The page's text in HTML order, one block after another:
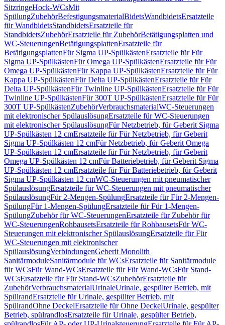
SitzringeHock-WCsMit
SpülungZubehörBefestigungsmaterialBidetsWandbidetsErsatzteile
für WandbidetsStandbidetsErsatzteile für
StandbidetsZubehörErsatzteile für ZubehörBetätigungsplatten und
WC-SteuerungenBetätigungsplattenErsatzteile für
BetätigungsplattenFür Sigma UP-SpülkästenErsatzteile für Für
Sigma UP-SpülkästenFür Omega UP-SpülkästenErsatzteile für Für
Omega UP-SpülkästenFür Kappa UP-SpülkästenErsatzteile für Für
Kappa UP-SpülkästenFür Delta UP-SpülkästenErsatzteile für Für
Delta UP-SpülkästenFür Twinline UP-SpülkästenErsatzteile für Für
Twinline UP-SpülkästenFür 300T UP-SpülkästenErsatzteile für Für
300T UP-SpülkästenZubehörVerbrauchsmaterialWC-Steuerungen
mit elektronischer SpülauslösungErsatzteile für WC-Steuerungen
mit elektronischer SpülauslösungFür Netzbetrieb, für Geberit Sigma
UP-Spülkästen 12 cmErsatzteile für Für Netzbetrieb, für Geberit
Sigma UP-Spülkästen 12 cmFür Netzbetrieb, für Geberit Omega
UP-Spülkästen 12 cmErsatzteile für Für Netzbetrieb, für Geberit
Omega UP-Spülkästen 12 cmFür Batteriebetrieb, für Geberit Sigma
UP-Spülkästen 12 cmErsatzteile für Für Batteriebetrieb, für Geberit
Sigma UP-Spülkästen 12 cmWC-Steuerungen mit pneumatischer
SpülauslösungErsatzteile für WC-Steuerungen mit pneumatischer
SpülauslösungFür 2-Mengen-SpülungErsatzteile für Für 2-Mengen-
SpülungFür 1-Mengen-SpülungErsatzteile für Für 1-Mengen-
SpülungZubehör für WC-SteuerungenErsatzteile für Zubehör für
WC-SteuerungenRohbausetsErsatzteile für RohbausetsFür WC-
Steuerungen mit elektronischer SpülauslösungErsatzteile für Für
WC-Steuerungen mit elektronischer
SpülauslösungVerbindungenGeberit Monolith
SanitärmoduleSanitärmodule für WCsErsatzteile für Sanitärmodule
für WCsFür Wand-WCsErsatzteile für Für Wand-WCsFür Stand-
WCsErsatzteile für Für Stand-WCsZubehörErsatzteile für
ZubehörVerbrauchsmaterialUrinaleUrinale, gespülter Betrieb, mit
SpülrandErsatzteile für Urinale, gespülter Betrieb, mit
SpülrandOhne DeckelErsatzteile für Ohne DeckelUrinale, gespülter
Betrieb, spülrandlosErsatzteile für Urinale, gespülter Betrieb,